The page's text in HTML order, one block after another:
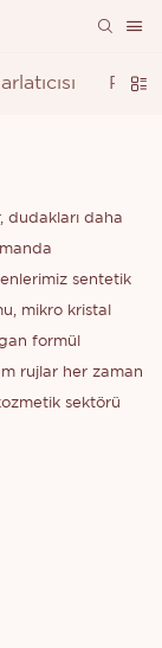
Ruj
dudakları daha
sentetik
mikro kristal
formül
rujlar her zaman
sektörü